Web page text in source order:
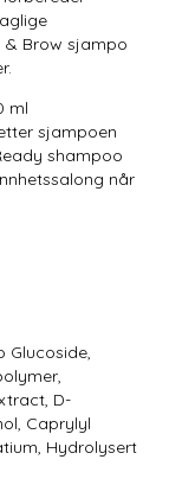
& Brow sjampo
ml
sjampoen
shampoo
når
Glucoside,
D-
Caprylyl
Hydrolysert